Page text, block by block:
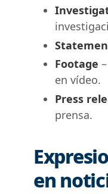
Footage
en vídeo.
Press
prensa.
en